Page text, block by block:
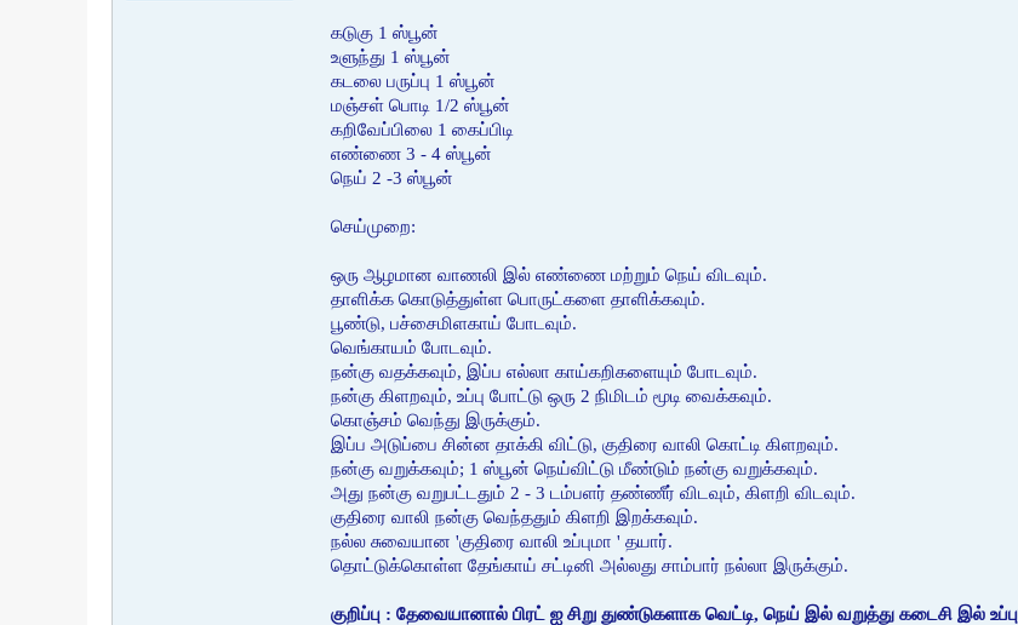
கடுகு 1 ஸ்பூன்
உளுந்து 1 ஸ்பூன்
கடலை பருப்பு 1 ஸ்பூன்
மஞ்சள் பொடி 1/2 ஸ்பூன்
கறிவேப்பிலை 1 கைப்பிடி
எண்ணை 3 - 4 ஸ்பூன்
நெய் 2 -3 ஸ்பூன்
செய்முறை:
ஒரு ஆழமான வாணலி இல் எண்ணை மற்றும் நெய் விடவும்.
தாளிக்க கொடுத்துள்ள பொருட்களை தாளிக்கவும்.
பூண்டு, பச்சைமிளகாய் போடவும்.
வெங்காயம் போடவும்.
நன்கு வதக்கவும், இப்ப எல்லா காய்கறிகளையும் போடவும்.
நன்கு கிளறவும், உப்பு போட்டு ஒரு 2 நிமிடம் மூடி வைக்கவும்.
கொஞ்சம் வெந்து இருக்கும்.
இப்ப அடுப்பை சின்ன தாக்கி விட்டு, குதிரை வாலி கொட்டி கிளறவும்.
நன்கு வறுக்கவும்; 1 ஸ்பூன் நெய்விட்டு மீண்டும் நன்கு வறுக்கவும்.
அது நன்கு வறுபட்டதும் 2 - 3 டம்பளர் தண்ணீர் விடவும், கிளறி விடவும்.
குதிரை வாலி நன்கு வெந்ததும் கிளறி இறக்கவும்.
நல்ல சுவையான 'குதிரை வாலி உப்புமா ' தயார்.
தொட்டுக்கொள்ள தேங்காய் சட்டினி அல்லது சாம்பார் நல்லா இருக்கும்.
குறிப்பு : தேவையானால் பிரட் ஐ சிறு துண்டுகளாக வெட்டி, நெய் இல் வறுத்து கடைசி இல்